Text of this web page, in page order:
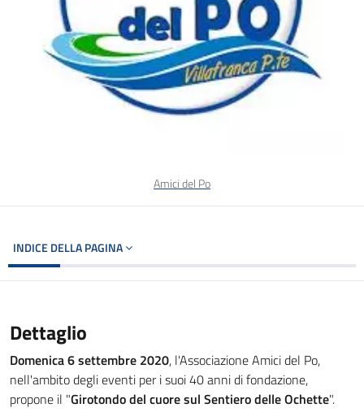
Amici del Po
INDICE DELLA PAGINA
Dettaglio
Domenica 6 settembre 2020, l'Associazione Amici del Po,
nell'ambito degli eventi per i suoi 40 anni di fondazione,
propone il "Girotondo del cuore sul Sentiero delle Ochette".